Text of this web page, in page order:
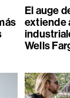
El auge
extiende
Wells